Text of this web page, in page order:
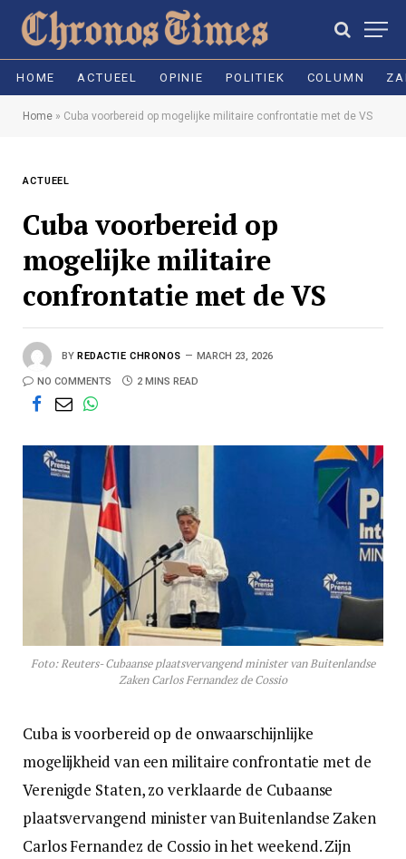
HOME ACTUEEL OPINIE POLITIEK COLUMN
Home » Cuba voorbereid op mogelijke militaire confrontatie met de VS
ACTUEEL
Cuba voorbereid op
mogelijke militaire
confrontatie met de VS
BY REDACTIE CHRONOS MARCH 23, 2026
NO COMMENTS 2 MINS READ
Foto: Reuters- Cubaanse plaatsvervangend minister van Buitenlandse
Zaken Carlos Fernandez de Cossio
Cuba is voorbereid op de onwaarschijnlijke
mogelijkheid van een militaire confrontatie met de
Verenigde Staten, zo verklaarde de Cubaanse
plaatsvervangend minister van Buitenlandse Zaken
Carlos Fernandez de Cossio in het weekend. Zijn